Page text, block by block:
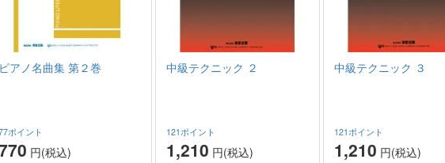
ピアノ名曲集 第２巻
ポイント
円(税込)
中級テクニック ２
121ポイント
1,210 円(税込)
中級テクニック ３
121ポイント
1,210 円(税込)